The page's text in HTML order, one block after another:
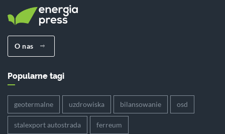
O nas
Popularne tagi
geotermalne uzdrowiska bilansowanie osd
stalexport autostrada ferreum